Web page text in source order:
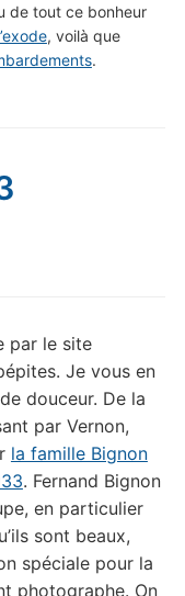
de tout ce bonheur
, voilà que
.
par le site
Je vous en
douceur. De la
par Vernon,
la famille Bignon
. Fernand Bignon
en particulier
sont beaux,
spéciale pour la
photographe. On